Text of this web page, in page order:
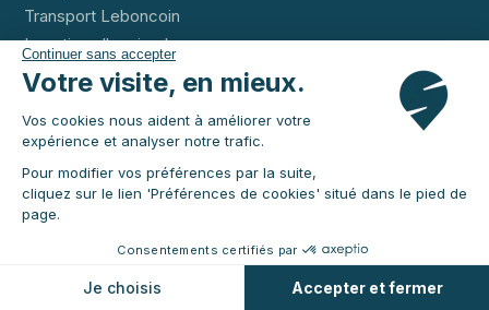
Continuer sans accepter
Votre visite, en mieux.
Vos cookies nous aident à améliorer votre
expérience et analyser notre trafic.
Pour modifier vos préférences par la suite,
cliquez sur le lien 'Préférences de cookies' situé dans le pied de
page.
Consentements certifiés par
Je choisis Accepter et fermer
Transport Leboncoin
Location aller simple
Objets lourds et volumineux
Questions fréquentes
Pour les professionnels
Notre offre
Nos véhicules